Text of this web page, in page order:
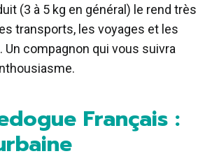
(3 à 5 kg en général) le rend très
transports, les voyages et les
Un compagnon qui vous suivra
Français :